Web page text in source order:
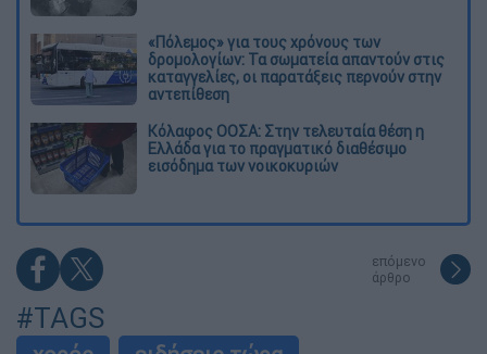
«Πόλεμος» για τους χρόνους των
δρομολογίων: Τα σωματεία απαντούν στις
καταγγελίες, οι παρατάξεις περνούν στην
αντεπίθεση
Κόλαφος ΟΟΣΑ: Στην τελευταία θέση η
Ελλάδα για το πραγματικό διαθέσιμο
εισόδημα των νοικοκυριών
επόμενο
άρθρο
#TAGS